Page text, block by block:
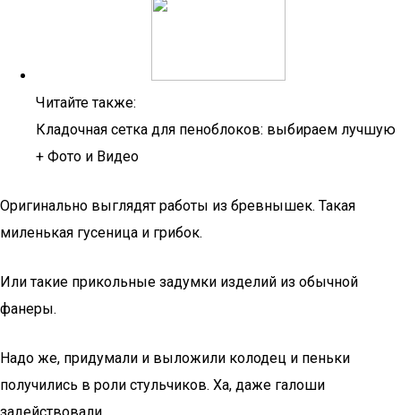
Читайте также:
Кладочная сетка для пеноблоков: выбираем лучшую
+ Фото и Видео
Оригинально выглядят работы из бревнышек. Такая
миленькая гусеница и грибок.
Или такие прикольные задумки изделий из обычной
фанеры.
Надо же, придумали и выложили колодец и пеньки
получились в роли стульчиков. Ха, даже галоши